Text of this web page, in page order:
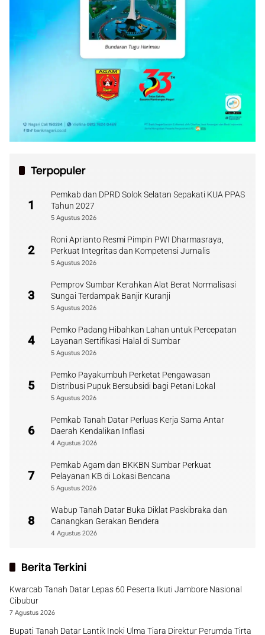
Terpopuler
1
Pemkab dan DPRD Solok Selatan Sepakati KUA PPAS
Tahun 2027
5 Agustus 2026
2
Roni Aprianto Resmi Pimpin PWI Dharmasraya,
Perkuat Integritas dan Kompetensi Jurnalis
5 Agustus 2026
3
Pemprov Sumbar Kerahkan Alat Berat Normalisasi
Sungai Terdampak Banjir Kuranji
5 Agustus 2026
4
Pemko Padang Hibahkan Lahan untuk Percepatan
Layanan Sertifikasi Halal di Sumbar
5 Agustus 2026
5
Pemko Payakumbuh Perketat Pengawasan
Distribusi Pupuk Bersubsidi bagi Petani Lokal
5 Agustus 2026
6
Pemkab Tanah Datar Perluas Kerja Sama Antar
Daerah Kendalikan Inflasi
4 Agustus 2026
7
Pemkab Agam dan BKKBN Sumbar Perkuat
Pelayanan KB di Lokasi Bencana
5 Agustus 2026
8
Wabup Tanah Datar Buka Diklat Paskibraka dan
Canangkan Gerakan Bendera
4 Agustus 2026
Berita Terkini
Kwarcab Tanah Datar Lepas 60 Peserta Ikuti Jambore Nasional
Cibubur
7 Agustus 2026
Bupati Tanah Datar Lantik Inoki Ulma Tiara Direktur Perumda Tirta